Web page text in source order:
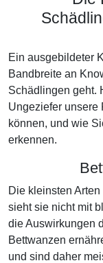
Ein ausgebildeter
Bandbreite an
Schädlingen geht.
Ungeziefer unsere
können, und wie
erkennen.
Die kleinsten
sieht sie nicht mit
die Auswirkungen
Bettwanzen
und sind daher